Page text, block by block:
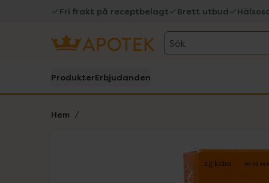
Fri frakt på receptbelagt Brett utbud
Sök
ProdukterErbjudanden
Hem
Lista: . Innehåller 2 objekt.